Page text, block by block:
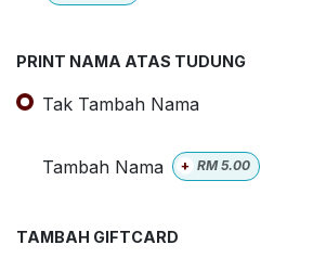
PRINT NAMA ATAS TUDUNG
Tak Tambah Nama
Tambah Nama + RM5.00
TAMBAH GIFTCARD